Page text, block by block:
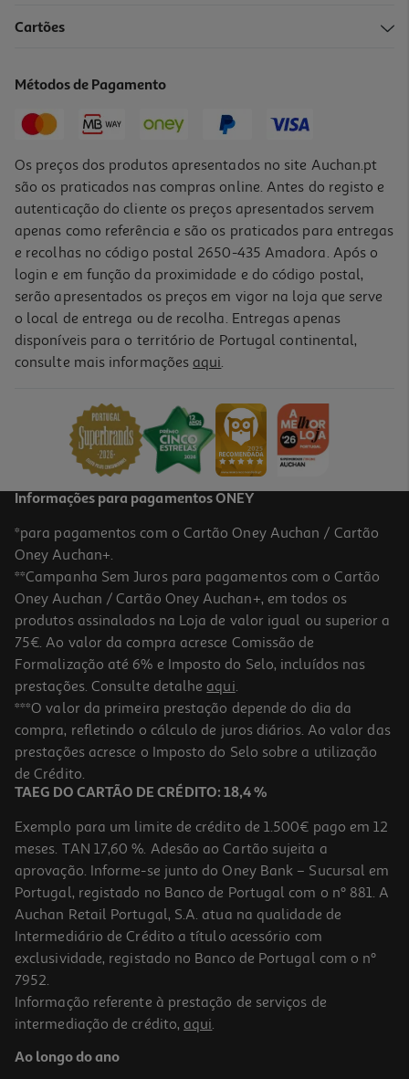
Cartões
Métodos de Pagamento
Os preços dos produtos apresentados no site Auchan.pt
são os praticados nas compras online. Antes do registo e
autenticação do cliente os preços apresentados servem
apenas como referência e são os praticados para entregas
e recolhas no código postal 2650-435 Amadora. Após o
login e em função da proximidade e do código postal,
serão apresentados os preços em vigor na loja que serve
o local de entrega ou de recolha. Entregas apenas
disponíveis para o território de Portugal continental,
consulte mais informações aqui.
Informações para pagamentos ONEY
*para pagamentos com o Cartão Oney Auchan / Cartão
Oney Auchan+.
**Campanha Sem Juros para pagamentos com o Cartão
Oney Auchan / Cartão Oney Auchan+, em todos os
produtos assinalados na Loja de valor igual ou superior a
75€. Ao valor da compra acresce Comissão de
Formalização até 6% e Imposto do Selo, incluídos nas
prestações. Consulte detalhe aqui.
***O valor da primeira prestação depende do dia da
compra, refletindo o cálculo de juros diários. Ao valor das
prestações acresce o Imposto do Selo sobre a utilização
de Crédito.
TAEG DO CARTÃO DE CRÉDITO: 18,4 %
Exemplo para um limite de crédito de 1.500€ pago em 12
meses. TAN 17,60 %. Adesão ao Cartão sujeita a
aprovação. Informe-se junto do Oney Bank – Sucursal em
Portugal, registado no Banco de Portugal com o nº 881. A
Auchan Retail Portugal, S.A. atua na qualidade de
Intermediário de Crédito a título acessório com
exclusividade, registado no Banco de Portugal com o nº
7952.
Informação referente à prestação de serviços de
intermediação de crédito, aqui.
Ao longo do ano